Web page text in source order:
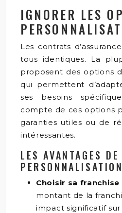
IGNORER LES
Les contrats
tous identiques. La
proposent des options
qui permettent
ses besoins
compte de ces options
garanties utiles ou de
intéressantes.
LES AVANTAGES
PERSONNALISATION
Choisir sa franchise
montant de la
impact significatif